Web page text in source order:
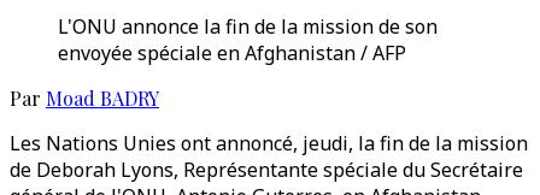
L'ONU annonce la fin de la mission de son
envoyée spéciale en Afghanistan / AFP
Par Moad BADRY
Les Nations Unies ont annoncé, jeudi, la fin de la mission
de Deborah Lyons, Représentante spéciale du Secrétaire